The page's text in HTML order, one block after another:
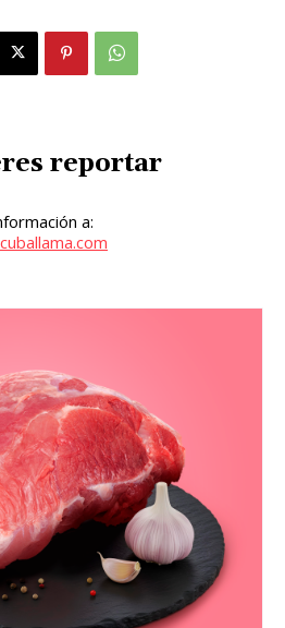
reportar
a: